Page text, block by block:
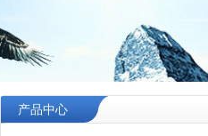
产品中心